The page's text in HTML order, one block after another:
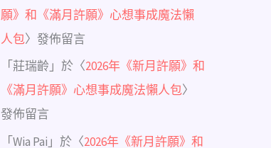
願》和《滿月許願》心想事成魔法懶
人包〉發佈留言
「莊瑞齡 」於〈2026年《新月許願》和
《滿月許願》心想事成魔法懶人包〉
發佈留言
「Wia Pai 」於〈2026年《新月許願》和